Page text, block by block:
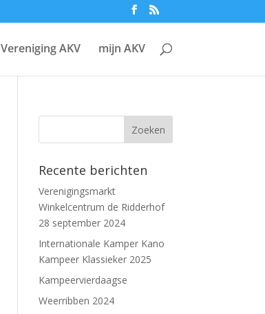
Vereniging AKV mijn AKV
Recente berichten
Verenigingsmarkt
Winkelcentrum de Ridderhof
28 september 2024
Internationale Kamper Kano
Kampeer Klassieker 2025
Kampeervierdaagse
Weerribben 2024